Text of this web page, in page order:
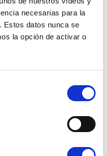
necesarias para la
Estos datos nunca se
la opción de activar o
Ref. : 1005665 EN STOCK
Precio al público
AÑADIR A LA CESTA
MANDO DE VELOCIDADES MÉHARI -